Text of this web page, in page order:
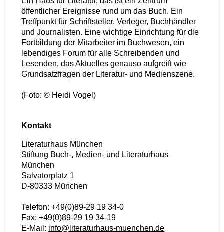
öffentlicher Ereignisse rund um das Buch. Ein
Treffpunkt für Schriftsteller, Verleger, Buchhändler
und Journalisten. Eine wichtige Einrichtung für die
Fortbildung der Mitarbeiter im Buchwesen, ein
lebendiges Forum für alle Schreibenden und
Lesenden, das Aktuelles genauso aufgreift wie
Grundsatzfragen der Literatur- und Medienszene.
(Foto: © Heidi Vogel)
Kontakt
Literaturhaus München
Stiftung Buch-, Medien- und Literaturhaus
München
Salvatorplatz 1
D-80333 München
Telefon: +49(0)89-29 19 34-0
Fax: +49(0)89-29 19 34-19
E-Mail: info@literaturhaus-muenchen.de